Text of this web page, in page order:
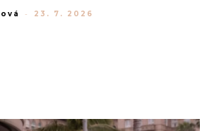
značiek sveta. V decembri totiž v
- 23. 7. 2026